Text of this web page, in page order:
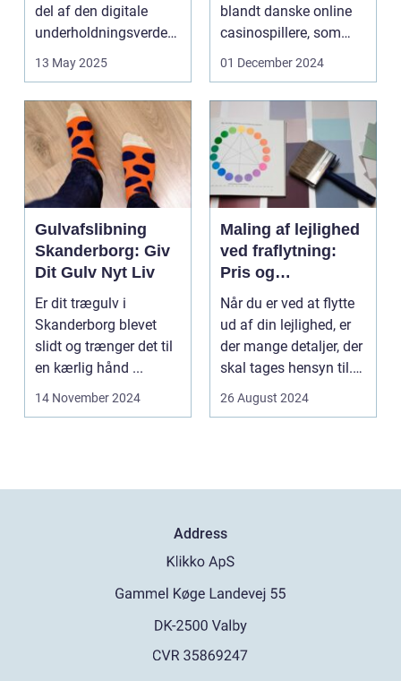
del af den digitale
underholdningsverden.
Med den stad...
13 May 2025
blandt danske online
casinospillere, som
søger unde...
01 December 2024
Gulvafslibning
Skanderborg: Giv
Dit Gulv Nyt Liv
Er dit trægulv i
Skanderborg blevet
slidt og trænger det til
en kærlig hånd ...
14 November 2024
Maling af lejlighed
ved fraflytning:
Pris og
overvejelser
Når du er ved at flytte
ud af din lejlighed, er
der mange detaljer, der
skal tages hensyn til.
En af...
26 August 2024
Address